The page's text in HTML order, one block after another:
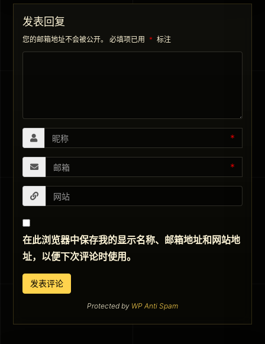
发表回复
您的邮箱地址不会被公开。 必填项已用 * 标注
*
*
在此浏览器中保存我的显示名称、邮箱地址和网站地
址，以便下次评论时使用。
Protected by WP Anti Spam